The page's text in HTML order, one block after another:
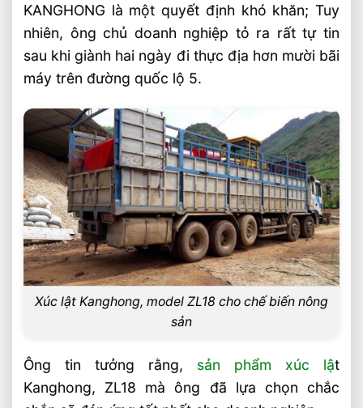
Bài Viết Liên Quan
Chọn Loại Bánh Xe Nâng Điện Theo Môi
Trường Làm Việc Phù Hợp
Chọn Tải Trọng Xe Nâng Điện Theo
Trọng Lượng Thực Tế
Chọn Xe Nâng Điện Theo Ngành Phù
Hợp Từng Ứng Dụng
Chọn Xe Nâng Điện Phù Hợp Theo Từng
Loại Pallet Tối Ưu Nhất
Chọn Xe Nâng Điện Phù Hợp Theo Chiều
Cao Kệ Hàng Chuẩn Nhất
Xe Nâng Điện Reach Truck 1.8 Tấn Lựa
Chọn Tối Ưu Cho Logistics
Xe Nâng Dầu 3.5 Tấn Động Cơ Isuzu Có
Nâng Cao 3–5m Có Đáng Đầu Tư?
KANGHONG là một quyết định khó khăn; Tuy
nhiên, ông chủ doanh nghiệp tỏ ra rất tự tin
sau khi giành hai ngày đi thực địa hơn mười bãi
máy trên đường quốc lộ 5.
Xúc lật Kanghong, model ZL18 cho chế biến nông
sản
Ông tin tưởng rằng, sản phẩm xúc lật
Kanghong, ZL18 mà ông đã lựa chọn chắc